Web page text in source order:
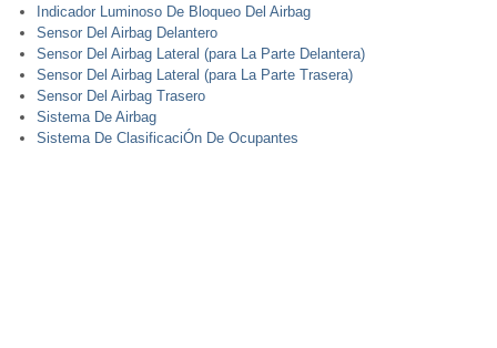
Indicador Luminoso De Bloqueo Del Airbag
Sensor Del Airbag Delantero
Sensor Del Airbag Lateral (para La Parte Delantera)
Sensor Del Airbag Lateral (para La Parte Trasera)
Sensor Del Airbag Trasero
Sistema De Airbag
Sistema De ClasificaciÓn De Ocupantes